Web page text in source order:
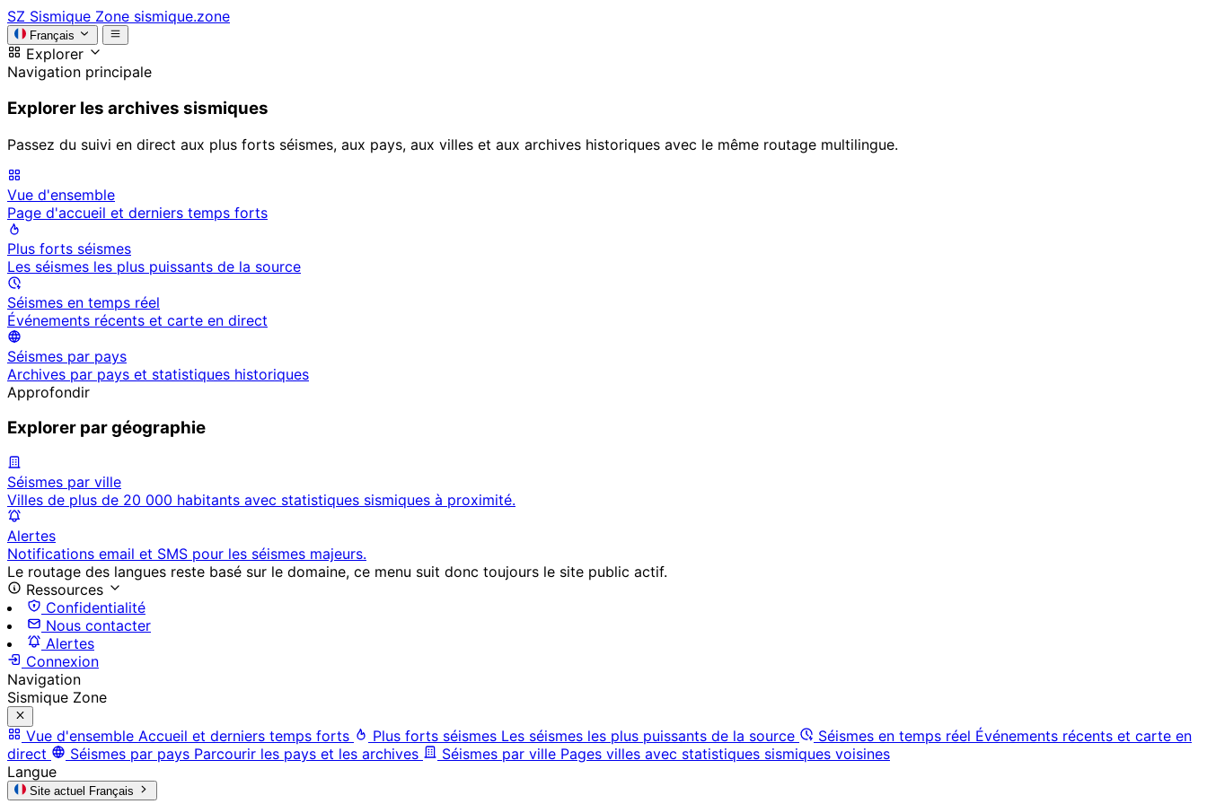
SZ Sismique Zone sismique.zone
Français
Explorer
Navigation principale
Explorer les archives sismiques
Passez du suivi en direct aux plus forts séismes, aux pays, aux villes et aux archives historiques avec le même routage multilingue.
Vue d'ensemble
Page d'accueil et derniers temps forts
Plus forts séismes
Les séismes les plus puissants de la source
Séismes en temps réel
Événements récents et carte en direct
Séismes par pays
Archives par pays et statistiques historiques
Approfondir
Explorer par géographie
Séismes par ville
Villes de plus de 20 000 habitants avec statistiques sismiques à proximité.
Alertes
Notifications email et SMS pour les séismes majeurs.
Le routage des langues reste basé sur le domaine, ce menu suit donc toujours le site public actif.
Ressources
Confidentialité
Nous contacter
Alertes
Connexion
Navigation
Sismique Zone
Vue d'ensemble Accueil et derniers temps forts Plus forts séismes Les séismes les plus puissants de la source Séismes en temps réel Événements récents et carte en
direct
Séismes par pays Parcourir les pays et les archives Séismes par ville Pages villes avec statistiques sismiques voisines
Langue
Site actuel Français